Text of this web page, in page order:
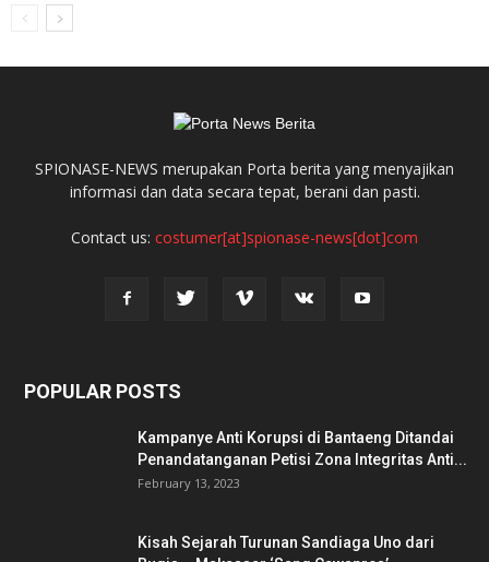
SPIONASE-NEWS merupakan Porta berita yang menyajikan
informasi dan data secara tepat, berani dan pasti.
Contact us: costumer[at]spionase-news[dot]com
POPULAR POSTS
Kampanye Anti Korupsi di Bantaeng Ditandai
Penandatanganan Petisi Zona Integritas Anti...
February 13, 2023
Kisah Sejarah Turunan Sandiaga Uno dari